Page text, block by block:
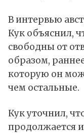
В интервью
Кук объяснил,
свободны от
образом,
которую он
чем остальные.
Кук уточнил,
продолжается